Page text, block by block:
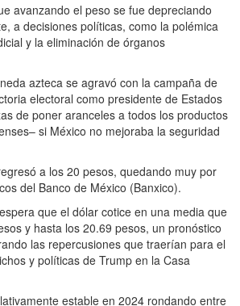
avanzando el peso se fue depreciando
a decisiones políticas, como la polémica
y la eliminación de órganos
azteca se agravó con la campaña de
electoral como presidente de Estados
de poner aranceles a todos los productos
si México no mejoraba la seguridad
a los 20 pesos, quedando muy por
del Banco de México (Banxico).
espera que el dólar cotice en una media que
y hasta los 20.69 pesos, un pronóstico
las repercusiones que traerían para el
y políticas de Trump en la Casa
estable en 2024 rondando entre